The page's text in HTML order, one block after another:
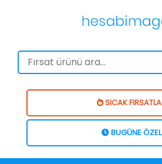
SICAK
BUGÜNE ÖZEL